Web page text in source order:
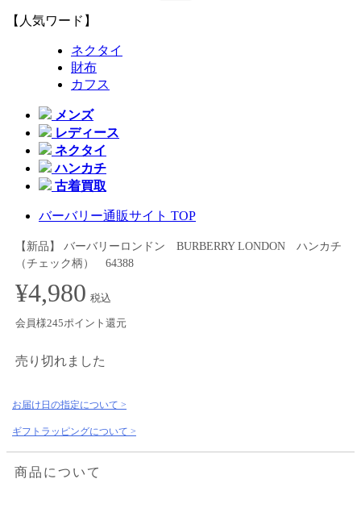
【人気ワード】
ネクタイ
財布
カフス
メンズ
レディース
ネクタイ
ハンカチ
古着買取
バーバリー通販サイト TOP
【新品】 バーバリーロンドン BURBERRY LONDON ハンカチ
（チェック柄） 64388
¥4,980 税込
会員様245ポイント還元
売り切れました
お届け日の指定について >
ギフトラッピングについて >
商品について